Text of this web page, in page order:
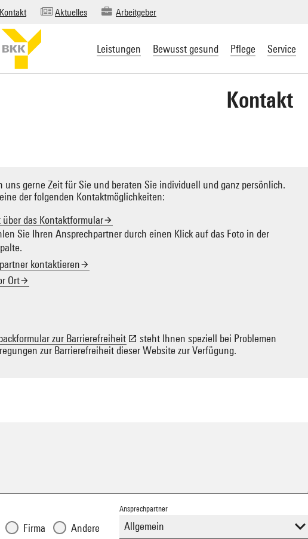
Kontakt Aktuelles Arbeitgeber
Leistungen Bewusst gesund Pflege Service
Kontakt
uns gerne Zeit für Sie und beraten Sie individuell und ganz persönlich.
der folgenden Kontaktmöglichkeiten:
das Kontaktformular
Sie Ihren Ansprechpartner durch einen Klick auf das Foto in der
kontaktieren
Ort
zur Barrierefreiheit
steht Ihnen speziell bei Problemen
zur Barrierefreiheit dieser Website zur Verfügung.
Firma Andere
Ansprechpartner